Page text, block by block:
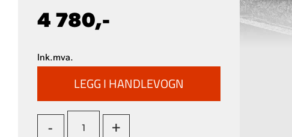
4 780,-
Ink.mva.
- +